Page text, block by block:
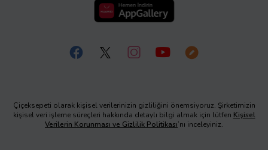
Çiçeksepeti olarak kişisel verilerinizin gizliliğini önemsiyoruz. Şirketimizin
kişisel veri işleme süreçleri hakkında detaylı bilgi almak için lütfen Kişisel
Verilerin Korunması ve Gizlilik Politikası’nı inceleyiniz.